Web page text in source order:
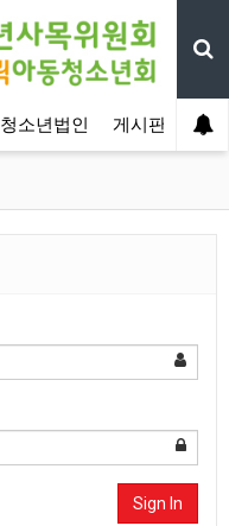
청소년법인 게시판 자
Sign In